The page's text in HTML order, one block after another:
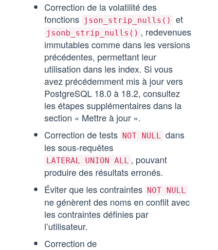
Correction de la volatilité des
fonctions json_strip_nulls() et
jsonb_strip_nulls() , redevenues
immutables comme dans les versions
précédentes, permettant leur
utilisation dans les index. Si vous
avez précédemment mis à jour vers
PostgreSQL 18.0 à 18.2, consultez
les étapes supplémentaires dans la
section « Mettre à jour ».
Correction de tests NOT NULL dans
les sous-requêtes
LATERAL UNION ALL , pouvant
produire des résultats erronés.
Éviter que les contraintes NOT NULL
ne génèrent des noms en conflit avec
les contraintes définies par
l’utilisateur.
Correction de